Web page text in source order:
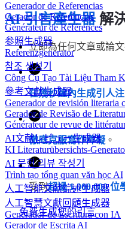
Generador de Referencias
Gerador de Referências
Générateur de Références
参照生成器
Referenzgenerator
참조 생성기
Công Cụ Tạo Tài Liệu Tham
參考文獻生成器
Generador de revisión literaria
Gerador de Revisão de
Générateur de revue de
AI文献レビュー生成器
KI Literaturübersichts-
AI 문헌 리뷰 작성기
Trình tạo tổng quan văn học AI
人工智能文献综述生成器
人工智慧文獻回顧生成器
Generador de Escritura con IA
Gerador de Escrita AI
AI 引言產生器 解
立即為任何文章或論
在幾秒鐘內生成引人
徹底克服寫作障礙 。
受到超過 1,000,000 位
免費生成您的引言